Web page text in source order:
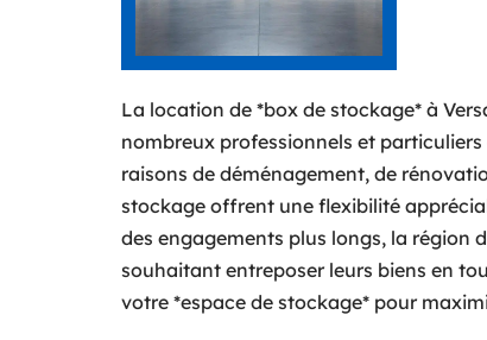
La location de *box de stockage* à
nombreux professionnels et
raisons de déménagement, de
stockage offrent une flexibilité
des engagements plus longs, la région
souhaitant entreposer leurs biens en
votre *espace de stockage* pour